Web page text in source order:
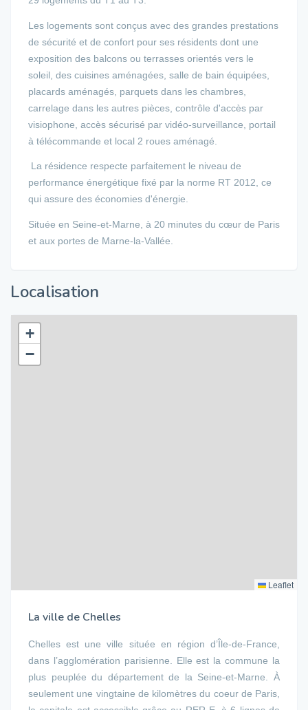
Les logements sont conçus avec des grandes prestations
de sécurité et de confort pour ses résidents dont une
exposition des balcons ou terrasses orientés vers le
soleil, des cuisines aménagées, salle de bain équipées,
placards aménagés, parquets dans les chambres,
carrelage dans les autres pièces, contrôle d'accès par
visiophone, accès sécurisé par vidéo-surveillance, portail
à télécommande et local 2 roues aménagé.
La résidence respecte parfaitement le niveau de
performance énergétique fixé par la norme RT 2012, ce
qui assure des économies d'énergie.
Située en Seine-et-Marne, à 20 minutes du cœur de Paris
et aux portes de Marne-la-Vallée.
Localisation
+
−
Leaflet
La ville de Chelles
Chelles est une ville située en région d’Île-de-France,
dans l’agglomération parisienne. Elle est la commune la
plus peuplée du département de la Seine-et-Marne. À
seulement une vingtaine de kilomètres du coeur de Paris,